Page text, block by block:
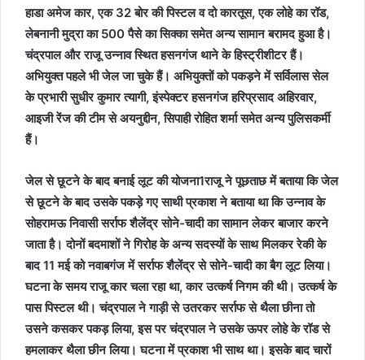
हाडा अमेज कार, एक 32 बोर की पिस्टल व दो कारतूस, एक लोहे का रॉड,
लेबनानी मुद्रा का 500 पैसे का सिक्का समेत अन्य सामान बरामद हुआ है।
चंद्रपाल और राजू उन्नाव स्थित हसनगंज थाने के हिस्ट्रीशीटर हैं।
अभियुक्त पहले भी जेल जा चुके हैं। अभियुक्तों को पकड़ने में सर्विलास सेल
के प्रभारी सुधीर कुमार त्यागी, इंस्पेक्टर हसनगंज हरिप्रसाद अहिरवार,
आइजी रेंज की टीम से अयनुद्दीन, सिपाही रोहित शर्मा समेत अन्य पुलिसकर्मी
हैं।
जेल से छूटने के बाद बनाई लूट की योजना1राजू ने पूछताछ में बताया कि जेल
से छूटने के बाद उसके पकड़े गए साथी प्रकाश ने बताया था कि उन्नाव के
सोहरामऊ निवासी सर्राफ शैलेंद्र सोने-चादी का सामान लेकर बाजार करने
जाता है। दोनों बदमाशों ने गिरोह के अन्य सदस्यों के साथ मिलकर रेकी के
बाद 11 मई को नवाबगंज में सर्राफ शैलेंद्र से सोने-चादी का बैग लूट लिया।
घटना के समय राजू कार चला रहा था, कार उत्कर्ष निगम की थी। उत्कर्ष के
पास पिस्टल थी। चंद्रपाल ने गाड़ी से उतरकर सर्राफ से थैला छीना तो
उसने कसकर पकड़ लिया, इस पर चंद्रपाल ने उसके ऊपर लोहे के रॉड से
हमलाकर थैला छीन लिया। घटना में प्रकाश भी साथ था। इसके बाद चारों